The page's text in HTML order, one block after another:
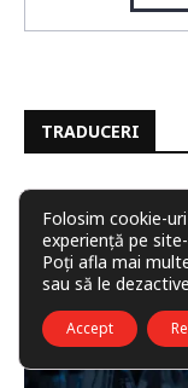
TRADUCERI
Folosim cookie-
experiență pe
Poți afla mai
sau să le
Accept